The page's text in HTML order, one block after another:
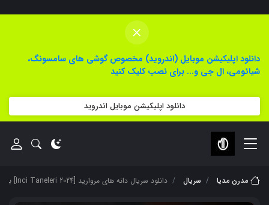
×
دانلود اپلیکیشن موبایل (اندروید) مخصوص گوشی های سامسونگ،
شیائومی، ال جی و... برای نصب کلیک کنید
دانلود اپلیکیشن موبایل اندروید
مدرن مدیا سریال دانلود سریال دانه های مروارید [Inci Taneleri 2024] با زیرنویس فارسی